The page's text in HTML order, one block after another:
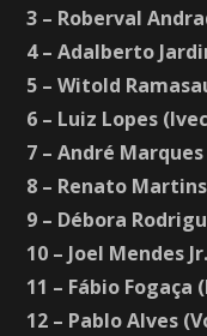
3 – Roberval
4 – Adalberto
5 – Witold
6 – Luiz Lopes
7 – André
8 – Renato
9 – Débora
10 – Joel Mendes
11 – Fábio Fogaça
12 – Pablo Alves